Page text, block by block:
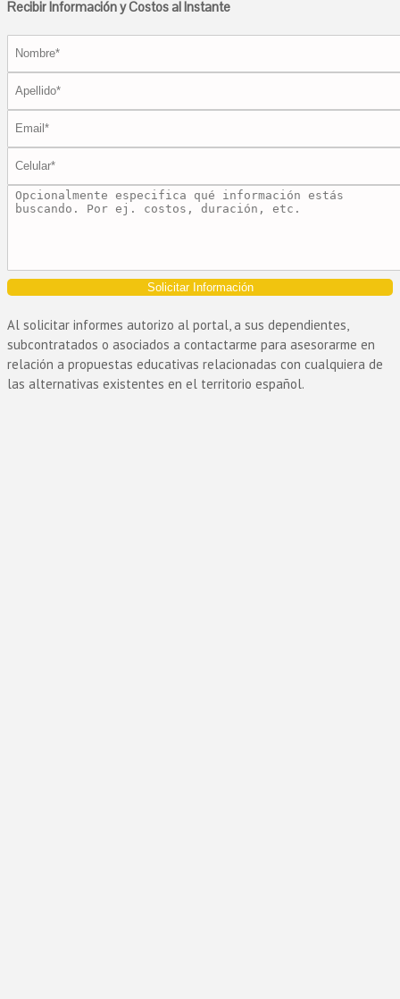
Recibir Información y Costos al Instante
Solicitar Información
Al solicitar informes autorizo al portal, a sus dependientes,
subcontratados o asociados a contactarme para asesorarme en
relación a propuestas educativas relacionadas con cualquiera de
las alternativas existentes en el territorio español.